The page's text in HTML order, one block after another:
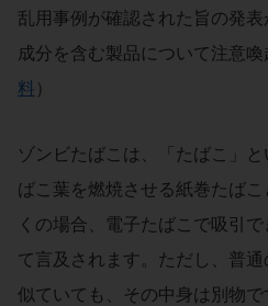
乱用事例が確認された旨の発
成分を含む製品について注意
料 ）
ゾンビたばこは、「たばこ」
ばこ葉を燃焼させる紙巻たば
くの場合、電子たばこで吸引
て言及されます。ただし、普
似ていても、その中身は別物で